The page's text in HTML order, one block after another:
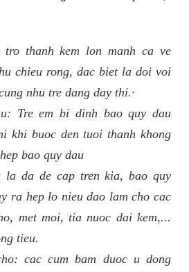
thanh kem lon manh ca ve
chieu rong, dac biet la doi voi
nhu tre dang day thi.·
Tre em bi dinh bao quy dau
khi buoc den tuoi thanh khong
bao quy dau
la da de cap tren kia, bao quy
ra hep lo nieu dao lam cho cac
met moi, tia nuoc dai kem,...
tieu.
cac cum bam duoc u dong